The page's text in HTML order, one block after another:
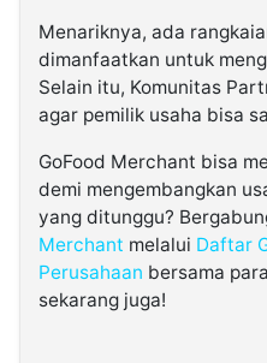
Menariknya, ada
dimanfaatkan untuk
Selain itu, Komunitas
agar pemilik usaha bisa
GoFood Merchant bisa
demi mengembangkan
yang ditunggu?
Merchant melalui Daftar
Perusahaan bersama
sekarang juga!